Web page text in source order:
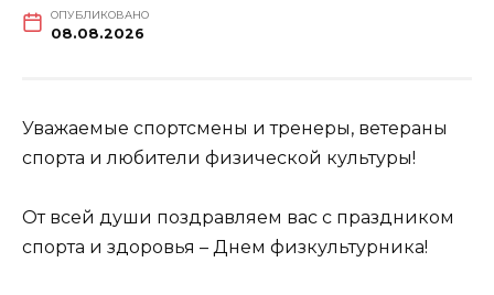
ОПУБЛИКОВАНО
08.08.2026
Уважаемые спортсмены и тренеры, ветераны
спорта и любители физической культуры!
От всей души поздравляем вас с праздником
спорта и здоровья – Днем физкультурника!